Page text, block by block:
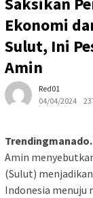
Ekonomi
Sulut, Ini
Amin
Red01
04/04/2024
Amin
(Sulut)
Indonesia menuju